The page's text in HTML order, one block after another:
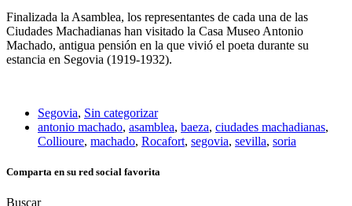
Finalizada la Asamblea, los representantes de cada una de las
Ciudades Machadianas han visitado la Casa Museo Antonio
Machado, antigua pensión en la que vivió el poeta durante su
estancia en Segovia (1919-1932).
Segovia, Sin categorizar
antonio machado, asamblea, baeza, ciudades machadianas,
Collioure, machado, Rocafort, segovia, sevilla, soria
Comparta en su red social favorita
Buscar